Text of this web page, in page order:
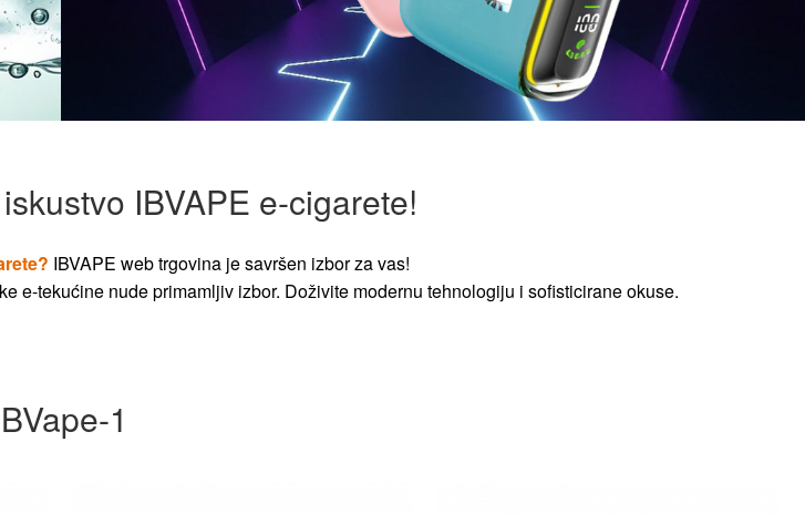
IBVAPE e-cigarete!
IBVAPE web trgovina je savršen izbor za vas!
e-tekućine nude primamljiv izbor. Doživite modernu tehnologiju i sofisticirane okuse.
1